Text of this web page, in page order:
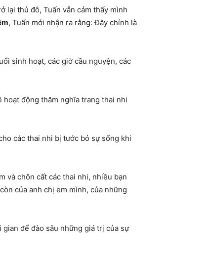
lại thủ đô, Tuấn vẫn cảm thấy mình
, Tuấn mới nhận ra rằng: Đây chính là
sinh hoạt, các giờ cầu nguyện, các
hoạt động thăm nghĩa trang thai nhi
các thai nhi bị tước bỏ sự sống khi
và chôn cất các thai nhi, nhiều bạn
của anh chị em mình, của những
để đào sâu những giá trị của sự